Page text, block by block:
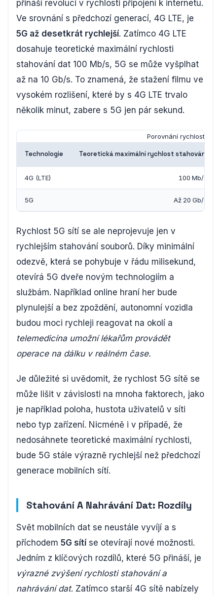
přináší revoluci v rychlosti připojení k internetu.
Ve srovnání s předchozí generací, 4G LTE, je
5G až desetkrát rychlejší. Zatímco 4G LTE
dosahuje teoretické maximální rychlosti
stahování dat 100 Mb/s, 5G se může vyšplhat
až na 10 Gb/s. To znamená, že stažení filmu ve
vysokém rozlišení, které by s 4G LTE trvalo
několik minut, zabere s 5G jen pár sekund.
Porovnání rychlostí
Technologie Teoretická maximální rychlost stahování
4G (LTE) 100 Mb/s
5G Až 20 Gb/s
Rychlost 5G sítí se ale neprojevuje jen v
rychlejším stahování souborů. Díky minimální
odezvě, která se pohybuje v řádu milisekund,
otevírá 5G dveře novým technologiím a
službám. Například online hraní her bude
plynulejší a bez zpoždění, autonomní vozidla
budou moci rychleji reagovat na okolí a
telemedicína umožní lékařům provádět
operace na dálku v reálném čase.
Je důležité si uvědomit, že rychlost 5G sítě se
může lišit v závislosti na mnoha faktorech, jako
je například poloha, hustota uživatelů v síti
nebo typ zařízení. Nicméně i v případě, že
nedosáhnete teoretické maximální rychlosti,
bude 5G stále výrazně rychlejší než předchozí
generace mobilních sítí.
Stahování A Nahrávání Dat: Rozdíly
Svět mobilních dat se neustále vyvíjí a s
příchodem 5G sítí se otevírají nové možnosti.
Jedním z klíčových rozdílů, které 5G přináší, je
výrazné zvýšení rychlosti stahování a
nahrávání dat. Zatímco starší 4G sítě nabízely